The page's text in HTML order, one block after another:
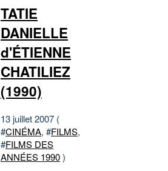
TATIE
DANIELLE
d'ÉTIENNE
CHATILIEZ
(1990)
13 juillet 2007 (
#CINÉMA, #FILMS,
#FILMS DES
ANNÉES 1990)